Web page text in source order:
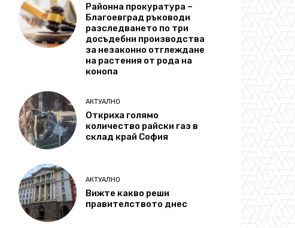
Районна прокуратура –
Благоевград ръководи
разследването по три
досъдебни производства
за незаконно отглеждане
на растения от рода на
конопа
АКТУАЛНО
Откриха голямо
количество райски газ в
склад край София
АКТУАЛНО
Вижте какво реши
правителството днес